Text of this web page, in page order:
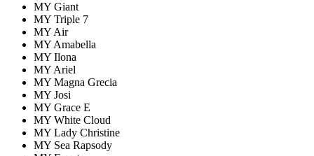
MY Giant
MY Triple 7
MY Air
MY Amabella
MY Ilona
MY Ariel
MY Magna Grecia
MY Josi
MY Grace E
MY White Cloud
MY Lady Christine
MY Sea Rapsody